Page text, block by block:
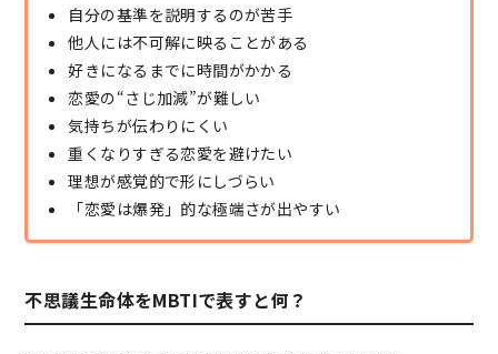
自分の基準を説明するのが苦手
他人には不可解に映ることがある
好きになるまでに時間がかかる
恋愛の“さじ加減”が難しい
気持ちが伝わりにくい
重くなりすぎる恋愛を避けたい
理想が感覚的で形にしづらい
「恋愛は爆発」的な極端さが出やすい
不思議生命体をMBTIで表すと何？